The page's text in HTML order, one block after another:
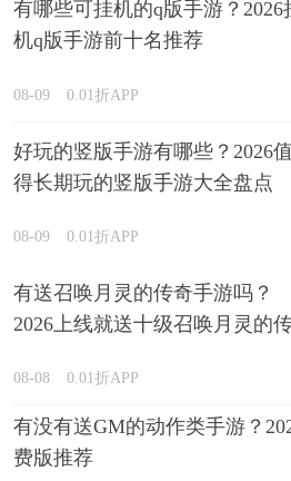
有哪些可挂机的q版手游？2026
机q版手游前十名推荐
08-09 0.01折APP
好玩的竖版手游有哪些？2026值
得长期玩的竖版手游大全盘点
08-09 0.01折APP
有送召唤月灵的传奇手游吗？
2026上线就送十级召唤月灵的
08-08 0.01折APP
有没有送GM的动作类手游？
费版推荐